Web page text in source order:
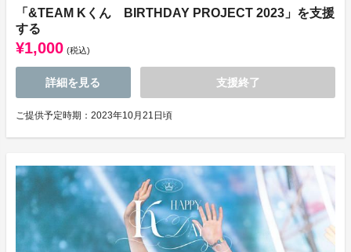
「&TEAM Kくん BIRTHDAY PROJECT 2023」を支援
する
¥1,000 (税込)
詳細を見る 支援終了
ご提供予定時期：2023年10月21日頃